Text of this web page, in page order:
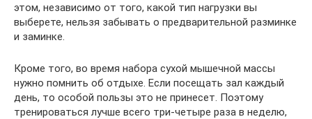
этом, независимо от того, какой тип нагрузки вы
выберете, нельзя забывать о предварительной разминке
и заминке.
Кроме того, во время набора сухой мышечной массы
нужно помнить об отдыхе. Если посещать зал каждый
день, то особой пользы это не принесет. Поэтому
тренироваться лучше всего три-четыре раза в неделю,